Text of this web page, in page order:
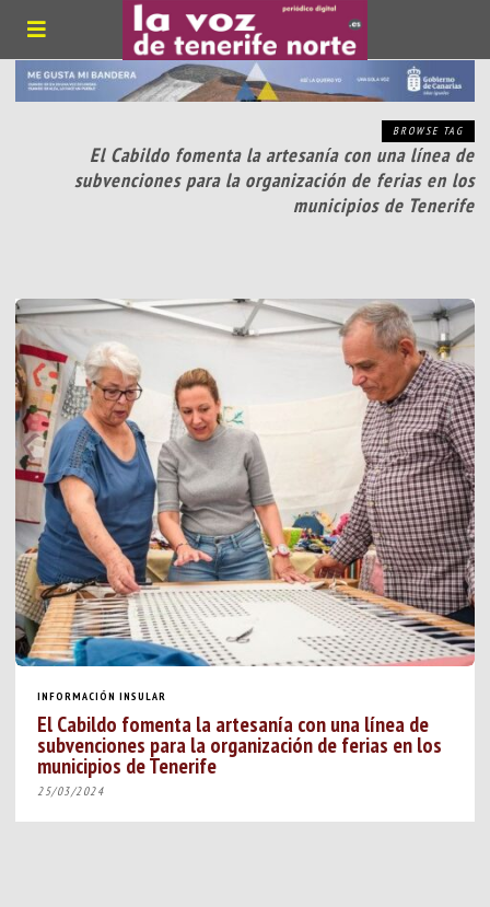
BROWSE TAG
El Cabildo fomenta la artesanía con una línea de
subvenciones para la organización de ferias en los
municipios de Tenerife
INFORMACIÓN INSULAR
El Cabildo fomenta la artesanía con una línea de
subvenciones para la organización de ferias en los
municipios de Tenerife
25/03/2024